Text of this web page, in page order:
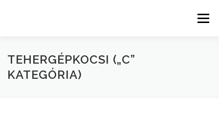
Menü
KEZDŐLAP KATEGÓRIÁK
TEHERGÉPKOCSI („C”
KATEGÓRIA)